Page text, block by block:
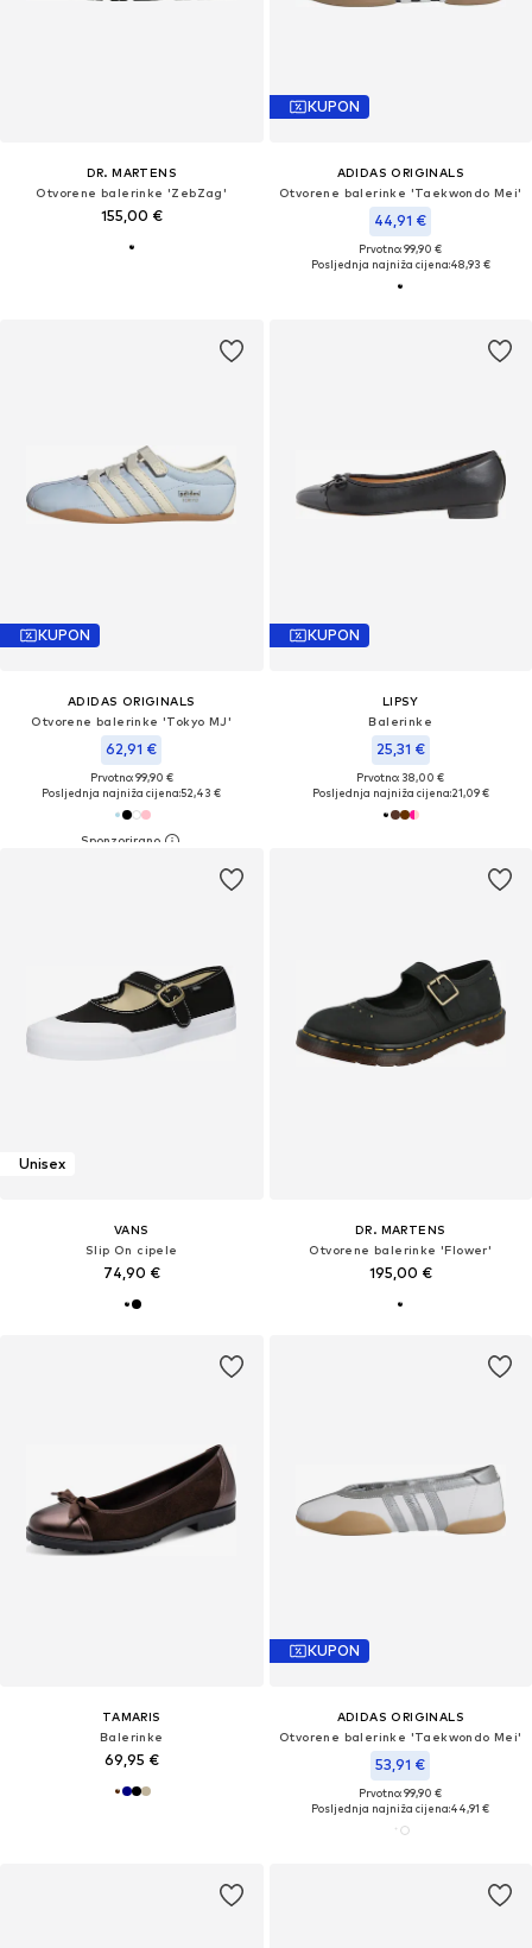
DR. MARTENS
Otvorene balerinke 'ZebZag'
155,00 €
KUPON
ADIDAS ORIGINALS
Otvorene balerinke 'Taekwondo Mei'
44,91 €
Prvotno: 99,90 €
Posljednja najniža cijena:48,93 €
KUPON
ADIDAS ORIGINALS
Otvorene balerinke 'Tokyo MJ'
62,91 €
Prvotno: 99,90 €
Posljednja najniža cijena:52,43 €
KUPON
LIPSY
Balerinke
25,31 €
Prvotno: 38,00 €
Posljednja najniža cijena:21,09 €
Unisex
VANS
Slip On cipele
74,90 €
DR. MARTENS
Otvorene balerinke 'Flower'
195,00 €
TAMARIS
Balerinke
69,95 €
KUPON
ADIDAS ORIGINALS
Otvorene balerinke 'Taekwondo Mei'
53,91 €
Prvotno: 99,90 €
Posljednja najniža cijena:44,91 €